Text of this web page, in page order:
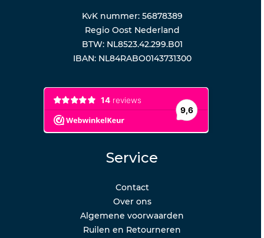
KvK nummer: 56878389
Regio Oost Nederland
BTW: NL8523.42.299.B01
IBAN: NL84RABO0143731300
Service
Contact
Over ons
Algemene voorwaarden
Ruilen en Retourneren